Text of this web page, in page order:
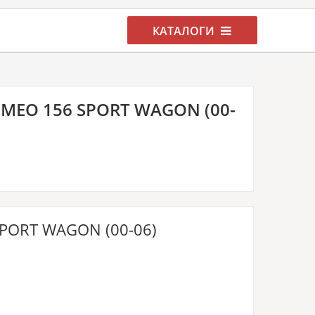
КАТАЛОГИ
156 SPORT WAGON (00-
WAGON (00-06)